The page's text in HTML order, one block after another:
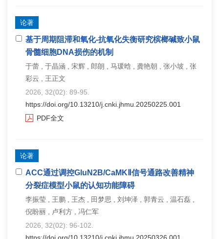
论著
基于周期阻滞和氧化‑抗氧化失衡研究槟榔碱致小鼠
骨髓细胞DNA损伤的机制
于蕾 , 于晶涵 , 宋辉 , 郎朗 , 马瑗晗 , 龚艳朝 , 张小坡 , 张
彩云 , 王正文
2026, 32(02): 89-95.
https://doi.org/10.13210/j.cnki.jhmu.20250225.001
PDF全文
论著
ACC通过调控GluN2B/CaMKⅡ信号通路改善精神
分裂症模型小鼠的认知功能障碍
李振莹 , 王鹏 , 王杰 , 田梦思 , 刘坤泽 , 郭青云 , 温石磊 ,
倪盼丽 , 卢利方 , 冯仁军
2026, 32(02): 96-102.